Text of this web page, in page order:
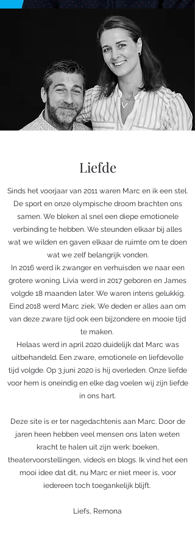
Liefde
Sinds het voorjaar van 2011 waren Marc en ik een stel.
De sport en onze olympische droom brachten ons
samen. We bleken al snel een diepe emotionele
verbinding te hebben. We steunden elkaar bij alles
wat we wilden en gaven elkaar de ruimte om te doen
wat we zelf belangrijk vonden.
In 2016 werd ik zwanger en verhuisden we naar een
grotere woning. Livia werd in 2017 geboren en James
volgde 18 maanden later. We waren intens gelukkig.
Eind 2018 werd Marc ziek. We deden er alles aan om
van deze zware tijd ook een bijzondere en mooie tijd
te maken.
Helaas werd in april 2020 duidelijk dat Marc was
uitbehandeld. Een zware, emotionele en liefdevolle
tijd volgde. Op 3 juni 2020 is hij overleden. Onze liefde
voor hem is oneindig en elke dag voelen wij zijn liefde
in ons hart.
Deze site is er ter nagedachtenis aan Marc. Door de
jaren heen hebben veel mensen ons laten weten
kracht te halen uit zijn werk: boeken,
theatervoorstellingen, video’s en blogs. Ik vind het een
mooi idee dat dit, nu Marc er niet meer is, voor
iedereen toch toegankelijk blijft.
Liefs, Remona